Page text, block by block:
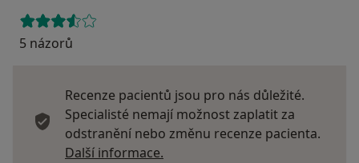
5 názorů
Recenze pacientů jsou pro nás důležité.
Specialisté nemají možnost zaplatit za
odstranění nebo změnu recenze pacienta.
Další informace.